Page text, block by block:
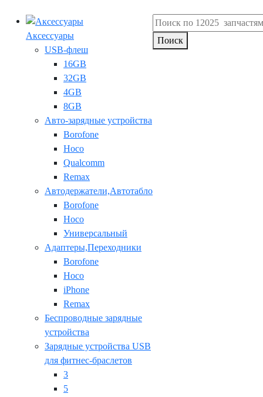
Аксессуары
USB-флеш
16GB
32GB
4GB
8GB
Авто-зарядные устройства
Borofone
Hoco
Qualcomm
Remax
Автодержатели,Автотабло
Borofone
Hoco
Универсальный
Адаптеры,Переходники
Borofone
Hoco
iPhone
Remax
Беспроводные зарядные
устройства
Зарядные устройства USB
для фитнес-браслетов
3
5
Поиск